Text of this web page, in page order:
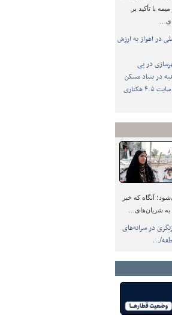
با تأکید بر
در اهواز به ارزش
در پی
در بنیاد مسکن
اتمام عملیات آماده‌سازی سایت ۴.۵ هکتاری
آنگاه که خبر
به شریان‌های…
در سرانه‌های
…